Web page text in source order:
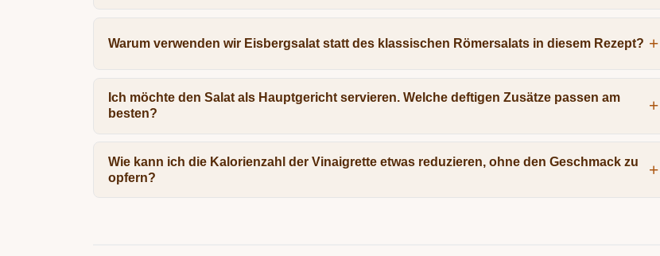
Warum verwenden wir Eisbergsalat statt des klassischen Römersalats in diesem Rezept?
Ich möchte den Salat als Hauptgericht servieren. Welche deftigen Zusätze passen am
besten?
Wie kann ich die Kalorienzahl der Vinaigrette etwas reduzieren, ohne den Geschmack zu
opfern?